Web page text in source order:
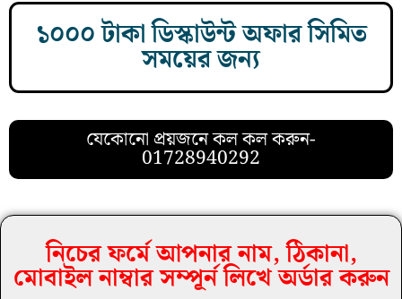
১০০০ টাকা ডিস্কাউন্ট অফার সিমিত
সময়ের জন্য
যেকোনো প্রয়জনে কল কল করুন-
01728940292
নিচের ফর্মে আপনার নাম, ঠিকানা,
মোবাইল নাম্বার সম্পূর্ন লিখে অর্ডার করুন